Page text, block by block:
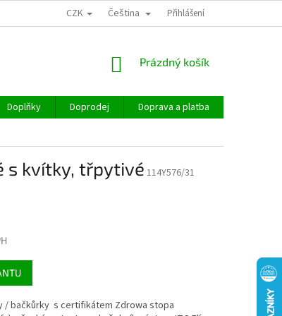
CZK Čeština Přihlášení
NÁKUPNÍ
Prázdný košík
Doplňky Doprodej Doprava a platba
s kvítky, třpytivé 114Y576/31
/ bačkůrky s certifikátem Zdrowa stopa